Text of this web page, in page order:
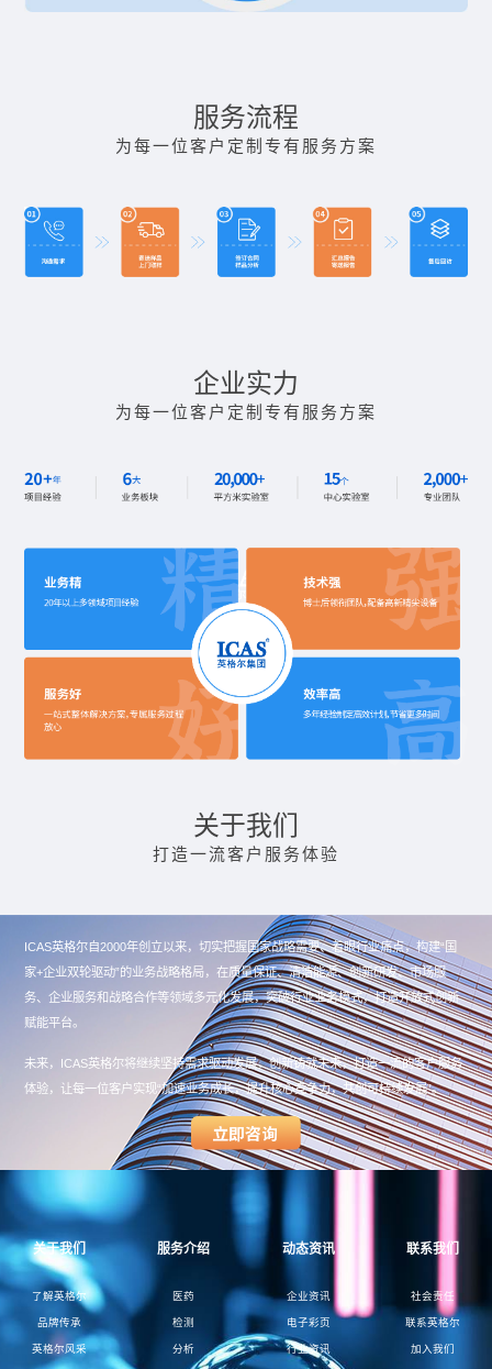
服务流程
为每一位客户定制专有服务方案
企业实力
为每一位客户定制专有服务方案
关于我们
打造一流客户服务体验
ICAS英格尔自2000年创立以来，切实把握国家战略需要、着眼行业痛点，构建“国
家+企业双轮驱动”的业务战略格局，在质量保证、清洁能源、创新研发、市场服
务、企业服务和战略合作等领域多元化发展，突破行业业务模式，打造开放式创新
赋能平台。
未来，ICAS英格尔将继续坚持需求驱动发展，创新铸就未来，打造一流的客户服务
体验，让每一位客户实现“加速业务成长，提升核心竞争力，共创可持续发展”。
关于我们
了解英格尔
品牌传承
英格尔风采
服务介绍
医药
检测
分析
动态资讯
企业资讯
电子彩页
行业资讯
联系我们
社会责任
联系英格尔
加入我们